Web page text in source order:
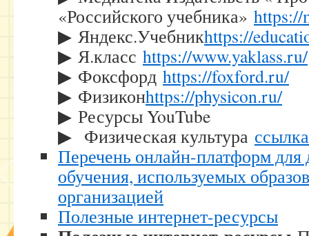
«Российского учебника» https://
▶ Яндекс.Учебникhttps://
▶ Я.класс https://www.yaklass.ru/
▶ Фоксфорд https://foxford.ru/
▶ Физиконhttps://physicon.ru/
▶ Ресурсы YouTube
▶ Физическая культура ссылка
Перечень онлайн-платформ для
обучения, используемых
организацией
Полезные интернет-ресурсы